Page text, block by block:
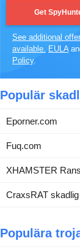
Get
See additional
available. EULA
Policy.
Populär
Eporner.com
Fuq.com
XHAMSTER
CraxsRAT
Populära